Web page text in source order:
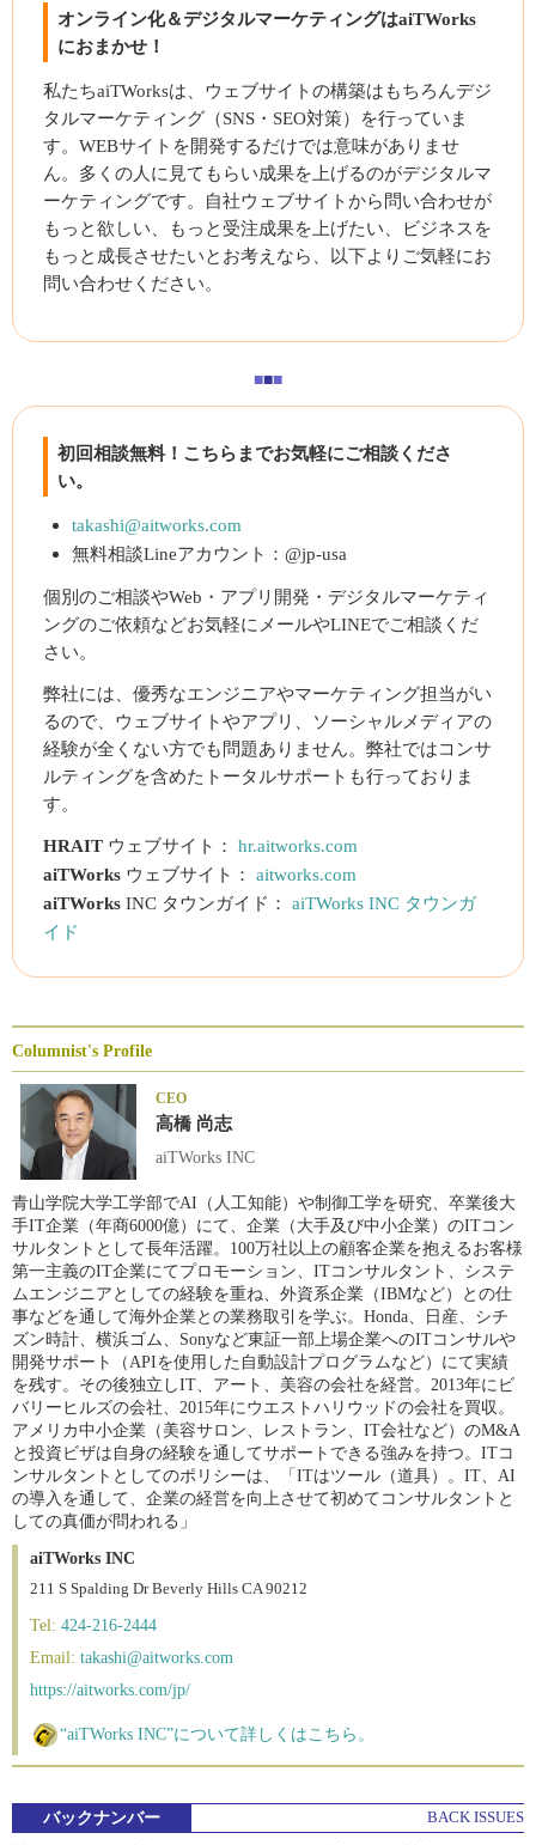
オンライン化＆デジタルマーケティングはaiTWorks
におまかせ！
私たちaiTWorksは、ウェブサイトの構築はもちろんデジ
タルマーケティング（SNS・SEO対策）を行っていま
す。WEBサイトを開発するだけでは意味がありませ
ん。多くの人に見てもらい成果を上げるのがデジタルマ
ーケティングです。自社ウェブサイトから問い合わせが
もっと欲しい、もっと受注成果を上げたい、ビジネスを
もっと成長させたいとお考えなら、以下よりご気軽にお
問い合わせください。
■■■
初回相談無料！こちらまでお気軽にご相談くださ
い。
takashi@aitworks.com
無料相談Lineアカウント：@jp-usa
個別のご相談やWeb・アプリ開発・デジタルマーケティ
ングのご依頼などお気軽にメールやLINEでご相談くだ
さい。
弊社には、優秀なエンジニアやマーケティング担当がい
るので、ウェブサイトやアプリ、ソーシャルメディアの
経験が全くない方でも問題ありません。弊社ではコンサ
ルティングを含めたトータルサポートも行っておりま
す。
HRAIT ウェブサイト： hr.aitworks.com
aiTWorks ウェブサイト： aitworks.com
aiTWorks INC タウンガイド： aiTWorks INC タウンガ
イド
Columnist's Profile
CEO
高橋 尚志
aiTWorks INC
青山学院大学工学部でAI（人工知能）や制御工学を研究、卒業後大
手IT企業（年商6000億）にて、企業（大手及び中小企業）のITコン
サルタントとして長年活躍。100万社以上の顧客企業を抱えるお客様
第一主義のIT企業にてプロモーション、ITコンサルタント、システ
ムエンジニアとしての経験を重ね、外資系企業（IBMなど）との仕
事などを通して海外企業との業務取引を学ぶ。Honda、日産、シチ
ズン時計、横浜ゴム、Sonyなど東証一部上場企業へのITコンサルや
開発サポート（APIを使用した自動設計プログラムなど）にて実績
を残す。その後独立しIT、アート、美容の会社を経営。2013年にビ
バリーヒルズの会社、2015年にウエストハリウッドの会社を買収。
アメリカ中小企業（美容サロン、レストラン、IT会社など）のM&A
と投資ビザは自身の経験を通してサポートできる強みを持つ。ITコ
ンサルタントとしてのポリシーは、「ITはツール（道具）。IT、AI
の導入を通して、企業の経営を向上させて初めてコンサルタントと
しての真価が問われる」
aiTWorks INC
211 S Spalding Dr Beverly Hills CA 90212
Tel: 424-216-2444
Email: takashi@aitworks.com
https://aitworks.com/jp/
“aiTWorks INC”について詳しくはこちら。
バックナンバー BACK ISSUES